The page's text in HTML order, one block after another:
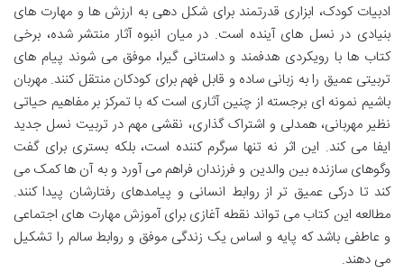
ادبیات کودک، ابزاری قدرتمند برای شکل دهی به ارزش ها و مهارت های
بنیادی در نسل های آینده است. در میان انبوه آثار منتشر شده، برخی
کتاب ها با رویکردی هدفمند و داستانی گیرا، موفق می شوند پیام های
تربیتی عمیق را به زبانی ساده و قابل فهم برای کودکان منتقل کنند. مهربان
باشیم نمونه ای برجسته از چنین آثاری است که با تمرکز بر مفاهیم حیاتی
نظیر مهربانی، همدلی و اشتراک گذاری، نقشی مهم در تربیت نسل جدید
ایفا می کند. این اثر نه تنها سرگرم کننده است، بلکه بستری برای گفت
وگوهای سازنده بین والدین و فرزندان فراهم می آورد و به آن ها کمک می
کند تا درکی عمیق تر از روابط انسانی و پیامدهای رفتارشان پیدا کنند.
مطالعه این کتاب می تواند نقطه آغازی برای آموزش مهارت های اجتماعی
و عاطفی باشد که پایه و اساس یک زندگی موفق و روابط سالم را تشکیل
می دهند.